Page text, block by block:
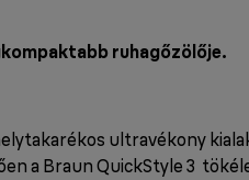
ruhagőzölője.
ultravékony
a Braun QuickStyle 3